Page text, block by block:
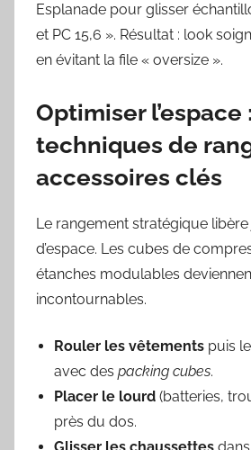
Esplanade pour glisser
et PC 15,6 ». Résultat : look
en évitant la file « oversize ».
Optimiser l’espace :
techniques de
accessoires clés
Le rangement stratégique libère
d’espace. Les cubes de
étanches modulables
incontournables.
Rouler les vêtements puis
avec des packing cubes.
Placer le lourd (batteries,
près du dos.